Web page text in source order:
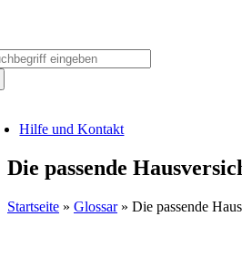
springen
Hilfe und Kontakt
Die passende
Startseite » Glossar» Die passende